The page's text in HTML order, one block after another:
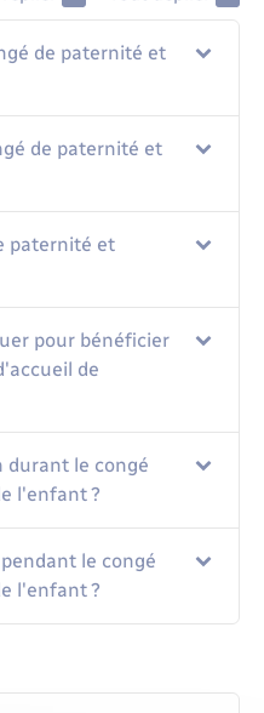
de paternité et
de paternité et
paternité et
pour bénéficier
de
durant le congé
l'enfant ?
le congé
l'enfant ?